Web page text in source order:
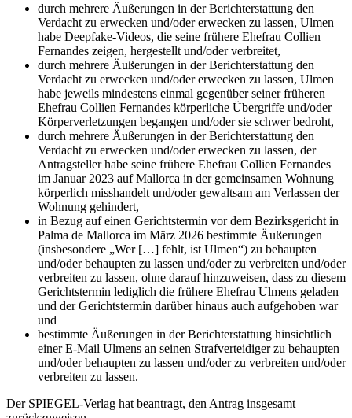
durch mehrere Äußerungen in der Berichterstattung den
Verdacht zu erwecken und/oder erwecken zu lassen, Ulmen
habe Deepfake-Videos, die seine frühere Ehefrau Collien
Fernandes zeigen, hergestellt und/oder verbreitet,
durch mehrere Äußerungen in der Berichterstattung den
Verdacht zu erwecken und/oder erwecken zu lassen, Ulmen
habe jeweils mindestens einmal gegenüber seiner früheren
Ehefrau Collien Fernandes körperliche Übergriffe und/oder
Körperverletzungen begangen und/oder sie schwer bedroht,
durch mehrere Äußerungen in der Berichterstattung den
Verdacht zu erwecken und/oder erwecken zu lassen, der
Antragsteller habe seine frühere Ehefrau Collien Fernandes
im Januar 2023 auf Mallorca in der gemeinsamen Wohnung
körperlich misshandelt und/oder gewaltsam am Verlassen der
Wohnung gehindert,
in Bezug auf einen Gerichtstermin vor dem Bezirksgericht in
Palma de Mallorca im März 2026 bestimmte Äußerungen
(insbesondere „Wer […] fehlt, ist Ulmen“) zu behaupten
und/oder behaupten zu lassen und/oder zu verbreiten und/oder
verbreiten zu lassen, ohne darauf hinzuweisen, dass zu diesem
Gerichtstermin lediglich die frühere Ehefrau Ulmens geladen
und der Gerichtstermin darüber hinaus auch aufgehoben war
und
bestimmte Äußerungen in der Berichterstattung hinsichtlich
einer E-Mail Ulmens an seinen Strafverteidiger zu behaupten
und/oder behaupten zu lassen und/oder zu verbreiten und/oder
verbreiten zu lassen.
Der SPIEGEL-Verlag hat beantragt, den Antrag insgesamt